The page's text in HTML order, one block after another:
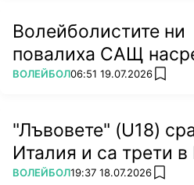
Волейболистите ни
повалиха САЩ
ПОВЕЧЕ ОТ
ВОЛЕЙБОЛ06:51 19.07.2026 add
"Лъвовете" (U18)
Италия и са трети в
ПОВЕЧЕ ОТ
ВОЛЕЙБОЛ19:37 18.07.2026 add